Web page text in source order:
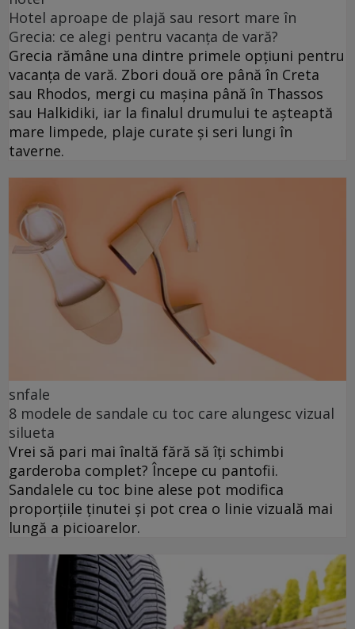
Hotel aproape de plajă sau resort mare în
Grecia: ce alegi pentru vacanța de vară?
Grecia rămâne una dintre primele opțiuni pentru
vacanța de vară. Zbori două ore până în Creta
sau Rhodos, mergi cu mașina până în Thassos
sau Halkidiki, iar la finalul drumului te așteaptă
mare limpede, plaje curate și seri lungi în
taverne.
snfale
8 modele de sandale cu toc care alungesc vizual
silueta
Vrei să pari mai înaltă fără să îți schimbi
garderoba complet? Începe cu pantofii.
Sandalele cu toc bine alese pot modifica
proporțiile ținutei și pot crea o linie vizuală mai
lungă a picioarelor.